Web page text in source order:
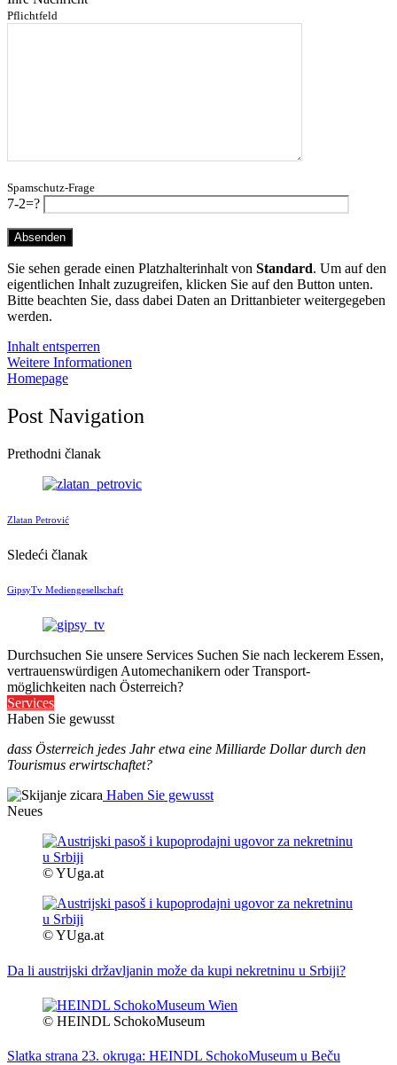
Pflichtfeld
Spamschutz-Frage
7-2=?
Sie sehen gerade einen Platzhalterinhalt von Standard. Um auf den
eigentlichen Inhalt zuzugreifen, klicken Sie auf den Button unten.
Bitte beachten Sie, dass dabei Daten an Drittanbieter weitergegeben
werden.
Inhalt entsperren
Weitere Informationen
Homepage
Post Navigation
Prethodni članak
Zlatan Petrović
Sledeći članak
GipsyTv Mediengesellschaft
Durchsuchen Sie unsere Services Suchen Sie nach leckerem Essen,
vertrauenswürdigen Automechanikern oder Transport-
möglichkeiten nach Österreich?
Services
Haben Sie gewusst
dass Österreich jedes Jahr etwa eine Milliarde Dollar durch den
Tourismus erwirtschaftet?
Haben Sie gewusst
Neues
© YUga.at
© YUga.at
Da li austrijski državljanin može da kupi nekretninu u Srbiji?
© HEINDL SchokoMuseum
Slatka strana 23. okruga: HEINDL SchokoMuseum u Beču